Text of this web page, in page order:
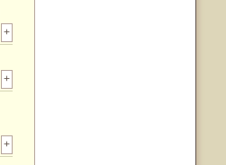
+
+
+